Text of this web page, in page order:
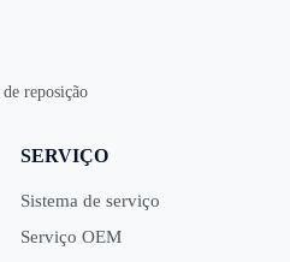
reposição
SERVIÇO
Sistema de serviço
Serviço OEM